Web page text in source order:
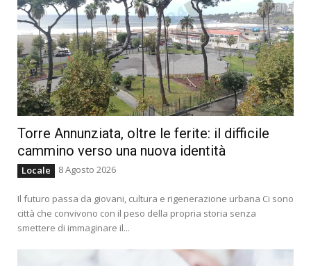
Torre Annunziata, oltre le ferite: il difficile
cammino verso una nuova identità
Locale 8 Agosto 2026
Il futuro passa da giovani, cultura e rigenerazione urbana Ci sono
città che convivono con il peso della propria storia senza
smettere di immaginare il...